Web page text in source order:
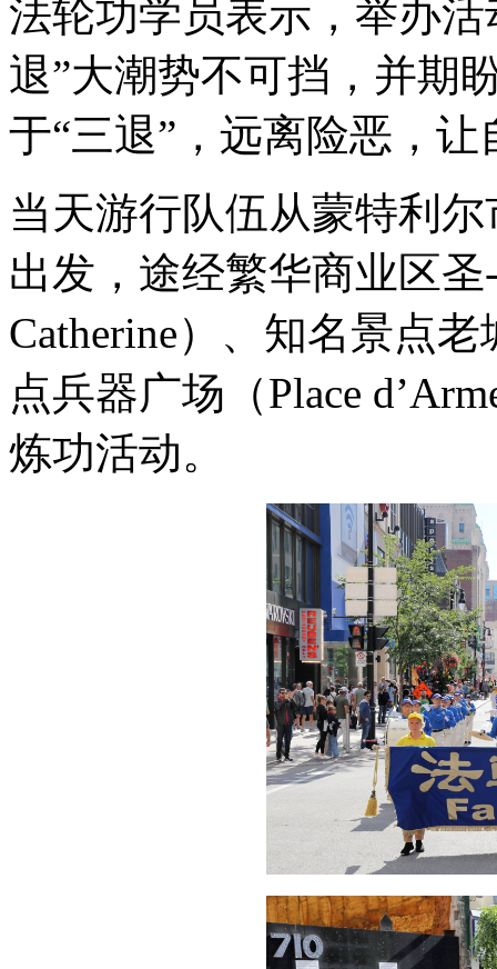
法轮功学员表示，举办
退”大潮势不可挡，并期
于“三退”，远离险恶，
当天游行队伍从蒙特利尔
出发，途经繁华商业区圣
Catherine）、知名景点
点兵器广场（Place
炼功活动。